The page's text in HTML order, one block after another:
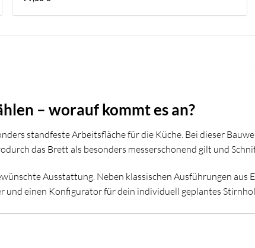
5
– worauf kommt es an?
standfeste Arbeitsfläche für die Küche. Bei dieser
das Brett als besonders messerschonend gilt und
Ausstattung. Neben klassischen Ausführungen aus
und einen Konfigurator für dein individuell geplantes